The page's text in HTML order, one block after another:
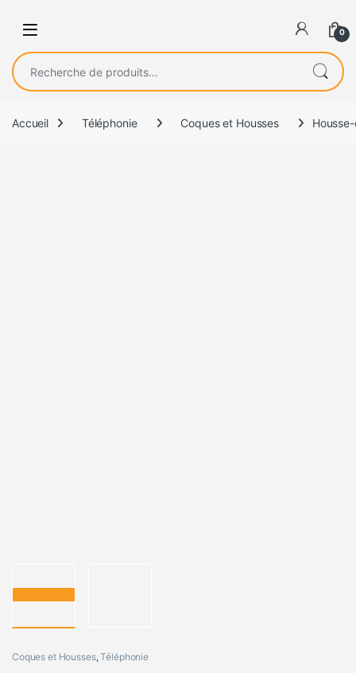
0
Recherche pour :
Accueil Téléphonie Coques et Housses
Coques et Housses,Téléphonie